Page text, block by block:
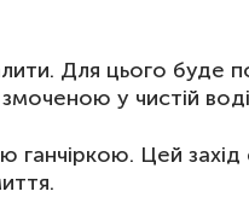
Для цього буде
у чистій
Цей захід